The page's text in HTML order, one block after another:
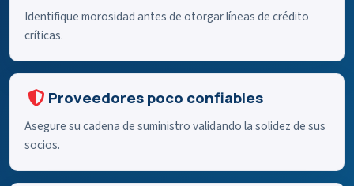
Identifique morosidad antes de otorgar líneas de crédito
críticas.
Proveedores poco confiables
Asegure su cadena de suministro validando la solidez de sus
socios.